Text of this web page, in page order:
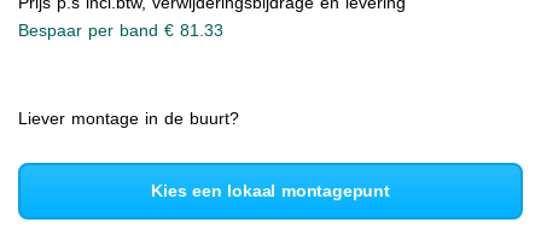
Bespaar per band € 81.33
Liever montage in de buurt?
Kies een lokaal montagepunt